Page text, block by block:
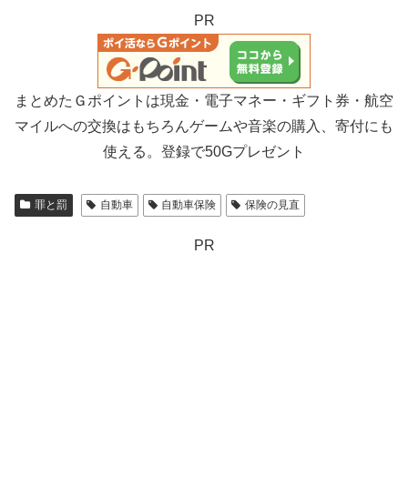
PR
まとめたＧポイントは現金・電子マネー・ギフト券・航空
マイルへの交換はもちろんゲームや音楽の購入、寄付にも
使える。登録で50Gプレゼント
罪と罰 自動車 自動車保険 保険の見直
PR